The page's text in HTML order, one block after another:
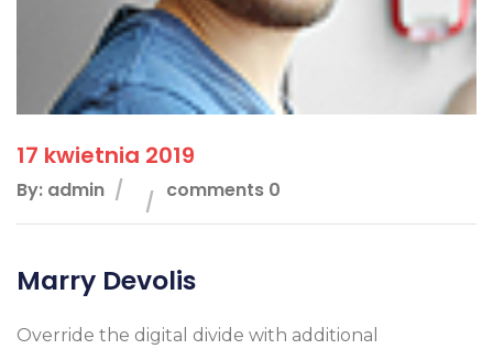
17 kwietnia 2019
By: admin comments 0
Marry Devolis
Override the digital divide with additional